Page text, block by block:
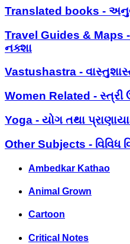
Translated books -
Travel Guides & Maps -
નક્શા
Vastushastra -
Women Related - સ્ત્રી
Yoga - યોગ તથા
Other Subjects - વિવિધ
Ambedkar Kathao
Animal Grown
Cartoon
Critical Notes